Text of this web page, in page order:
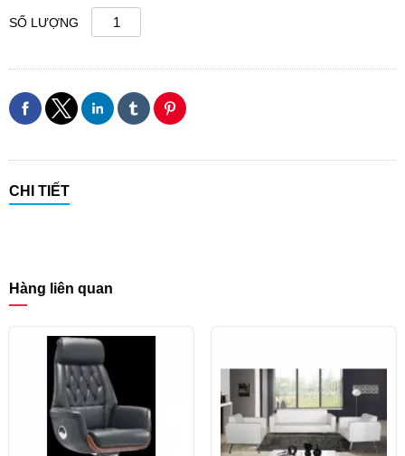
SỐ LƯỢNG
CHI TIẾT
Hàng liên quan